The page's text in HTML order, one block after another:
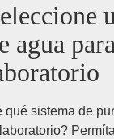
agua
qué sistema de